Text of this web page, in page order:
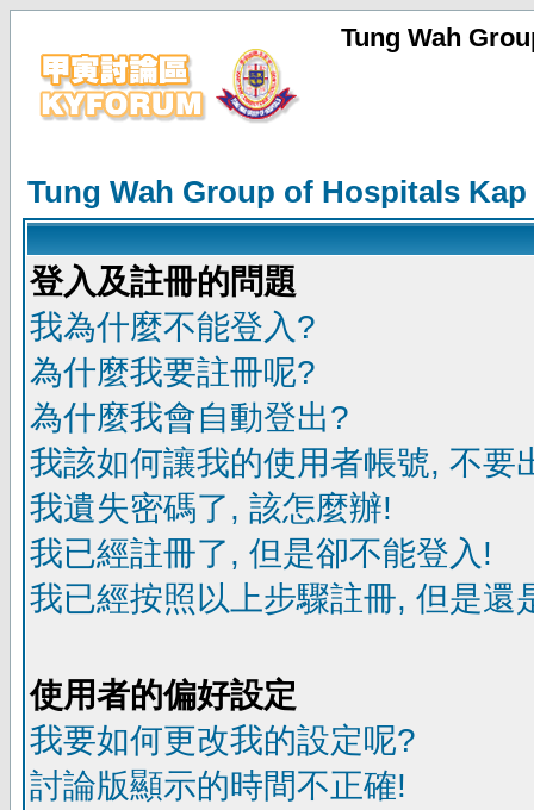
Tung Wah
Tung Wah Group of Hospitals
登入及註冊的問題
我為什麼不能登入?
為什麼我要註冊呢?
為什麼我會自動登出?
我該如何讓我的使用者帳號, 不要
我遺失密碼了, 該怎麼辦!
我已經註冊了, 但是卻不能登入!
我已經按照以上步驟註冊, 但是還
使用者的偏好設定
我要如何更改我的設定呢?
討論版顯示的時間不正確!